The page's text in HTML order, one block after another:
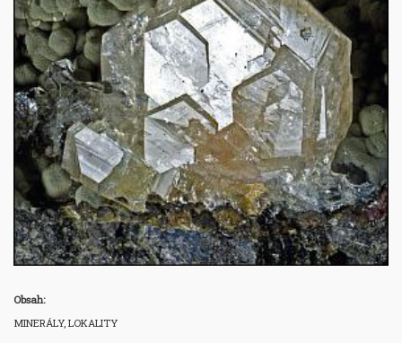
Obsah:
MINERÁLY, LOKALITY